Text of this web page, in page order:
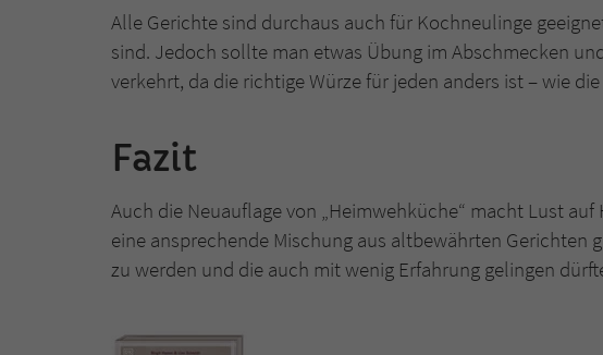
Alle Gerichte sind durchaus auch für Kochneulinge
sind. Jedoch sollte man etwas Übung im Abschmecken
verkehrt, da die richtige Würze für jeden anders ist – wie
Fazit
Auch die Neuauflage von „Heimwehküche“ macht Lust
eine ansprechende Mischung aus altbewährten Gerichten
zu werden und die auch mit wenig Erfahrung gelingen